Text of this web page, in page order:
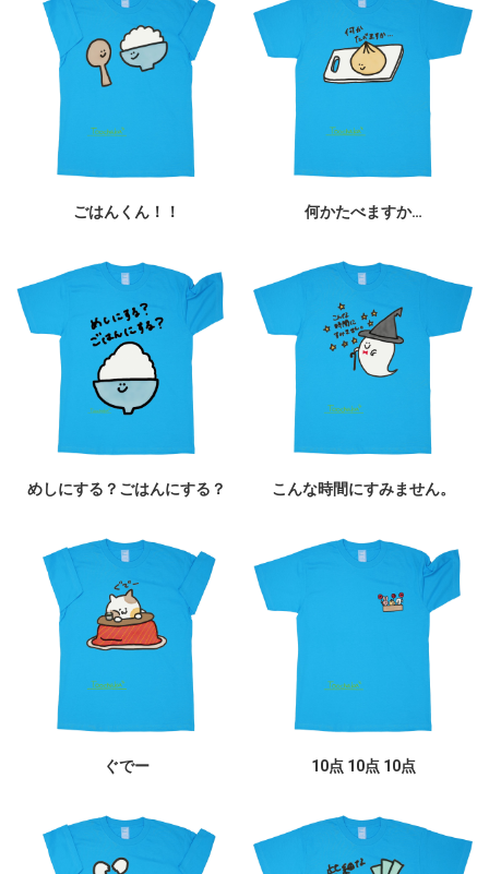
ごはんくん！！ 何かたべますか…
めしにする？ごはんにする？ こんな時間にすみません。
ぐでー 10点 10点 10点